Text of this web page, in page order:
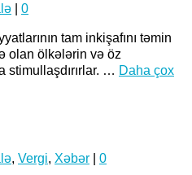
0
tam inkişafını təmin
olan ölkələrin və öz
stimullaşdırırlar. … Daha çox
, Vergi, Xəbər 0